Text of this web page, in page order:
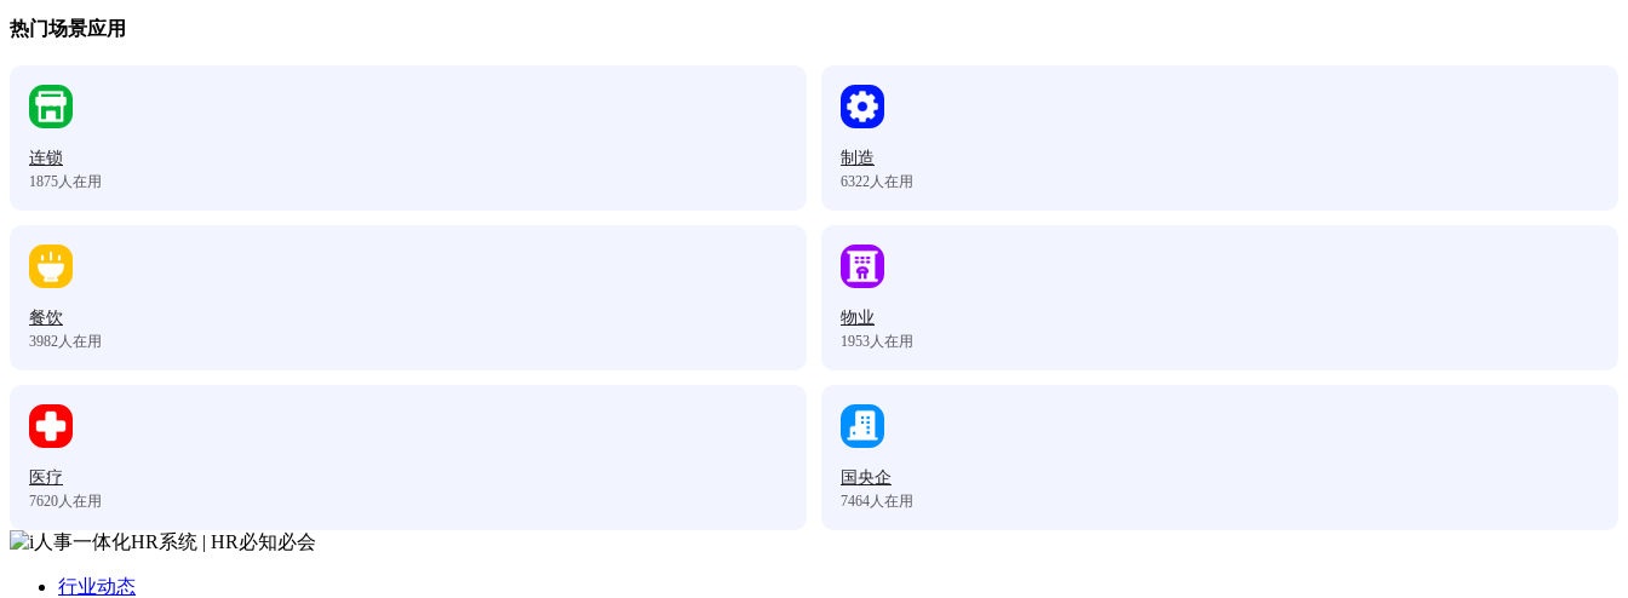
热门场景应用
连锁
1875人在用
制造
6322人在用
餐饮
3982人在用
物业
1953人在用
医疗
7620人在用
国央企
7464人在用
行业动态